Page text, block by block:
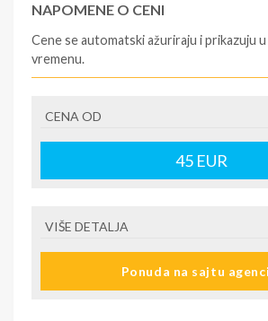
NAPOMENE O CENI
Cene se automatski ažuriraju i prikazuju
vremenu.
- rezervisane i potvrđene usluge u
jedinici prema opisu; - korišćenje
prema opisu; - organizaciju putovanja.
- boravišne takse na destinaciji, plaćaju se
Preporuka turističke agencije Tiara
poseduje navedeno osiguranje - usluge za
predviđena doplata na licu mesta
CENA OD
45 EUR
VIŠE DETALJA
Ponuda na sajtu